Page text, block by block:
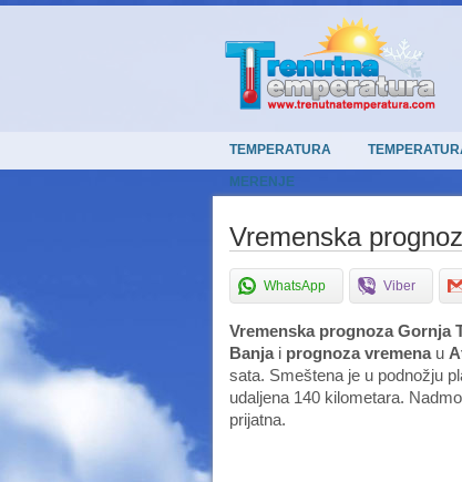
TEMPERATURA
MERENJE
Vremenska
WhatsApp Viber
Vremenska prognoza Gornja
Banjai prognoza vremenau
sata. Smeštena je u podnožju
udaljena 140 kilometara.
prijatna.